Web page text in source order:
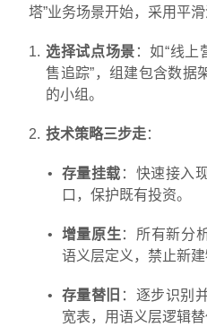
塔”业务场景开始，采用平滑
选择试点场景 ：如“线上
售追踪”，组建包含数据
的小组。
技术策略三步走：
存量挂载 ：快速接入
口，保护既有投资。
增量原生 ：所有新分
语义层定义，禁止新建
存量替旧 ：逐步识别
宽表，用语义层逻辑替